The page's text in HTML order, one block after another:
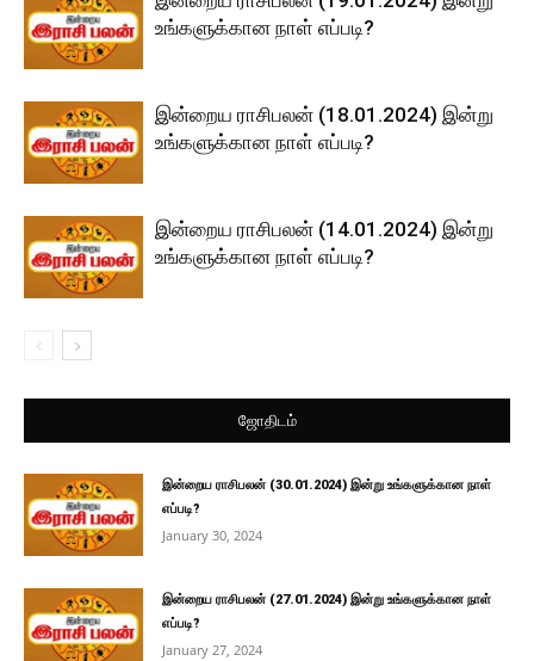
உங்களுக்கான நாள் எப்படி?
இன்றைய ராசிபலன் (18.01.2024) இன்று
உங்களுக்கான நாள் எப்படி?
இன்றைய ராசிபலன் (14.01.2024) இன்று
உங்களுக்கான நாள் எப்படி?
ஜோதிடம்
இன்றைய ராசிபலன் (30.01.2024) இன்று உங்களுக்கான நாள்
எப்படி?
January 30, 2024
இன்றைய ராசிபலன் (27.01.2024) இன்று உங்களுக்கான நாள்
எப்படி?
January 27, 2024